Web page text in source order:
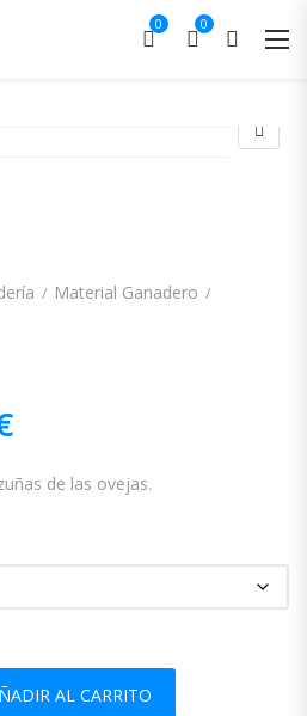
0 0
Material Ganadero
Rango de precios:
de las ovejas.
AL CARRITO